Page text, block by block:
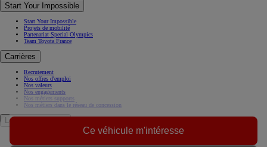
Ce véhicule m'intéresse
Start Your Impossible
Start Your Impossible
Projets de mobilité
Partenariat Special Olympics
Team Toyota France
Carrières
Recrutement
Nos offres d'emploi
Nos valeurs
Nos engagements
Nos métiers supports
Nos métiers dans le réseau de concession
Le Groupe Toyota